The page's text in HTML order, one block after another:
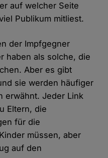
auf welcher Seite
Publikum mitliest.
der Impfgegner
haben als solche, die
Aber es gibt
sie werden häufiger
erwähnt. Jeder Link
Eltern, die
für die
müssen, aber
auf den